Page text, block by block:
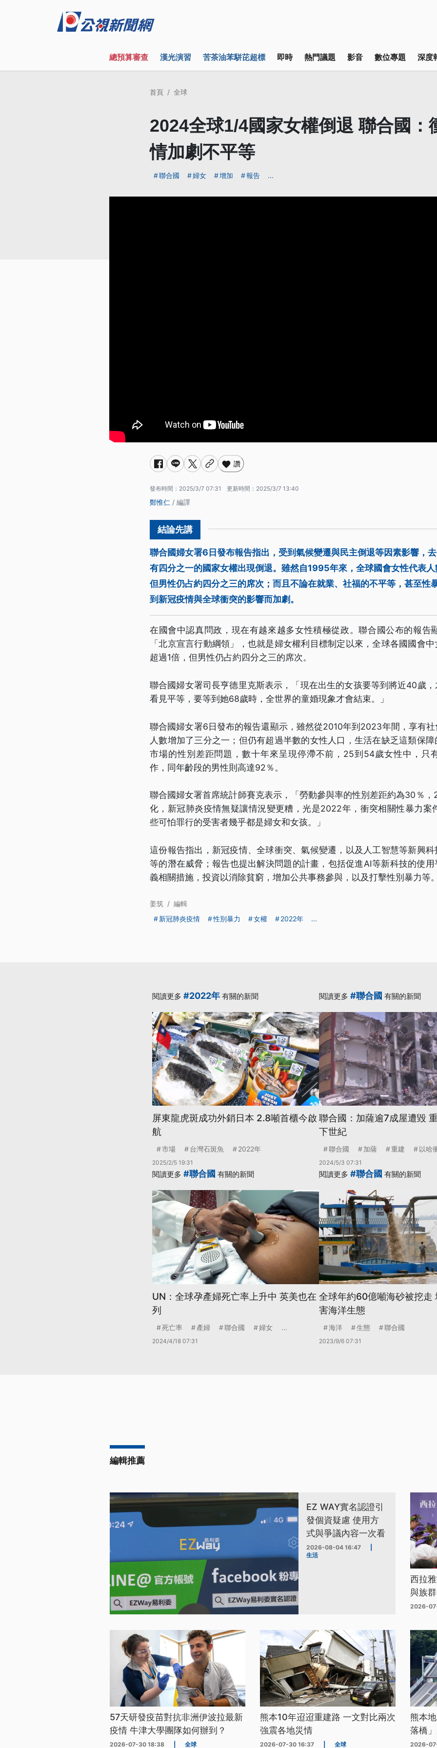
總預算審查 漢光演習 苦茶油苯駢芘超標 即時 熱門議題 影音 數位專題 深度
首頁 全球
2024全球1/4國家女權倒退 聯合國：
情加劇不平等
聯合國 婦女 增加 報告 ...
讚
發布時間： 2025/3/7 07:31 更新時間： 2025/3/7 13:40
鄭惟仁 / 編譯
聯合國婦女署6日發布報告指出，受到氣候變遷與民主倒退等因素影響，
有四分之一的國家女權出現倒退。雖然自1995年來，全球國會女性代表
但男性仍占約四分之三的席次；而且不論在就業、社福的不平等，甚至性
到新冠疫情與全球衝突的影響而加劇。
在國會中認真問政，現在有越來越多女性積極從政。聯合國公布的報告
「北京宣言行動綱領」，也就是婦女權利目標制定以來，全球各國國會
超過1倍，但男性仍占約四分之三的席次。
聯合國婦女署司長亨德里克斯表示，「現在出生的女孩要等到將近40歲
看見平等，要等到她68歲時，全世界的童婚現象才會結束。」
聯合國婦女署6日發布的報告還顯示，雖然從2010年到2023年間，享有
人數增加了三分之一；但仍有超過半數的女性人口，生活在缺乏這類保
市場的性別差距問題，數十年來呈現停滯不前，25到54歲女性中，只
作，同年齡段的男性則高達92％。
聯合國婦女署首席統計師賽克表示，「勞動參與率的性別差距約為30％
化，新冠肺炎疫情無疑讓情況變更糟，光是2022年，衝突相關性暴力案
些可怕罪行的受害者幾乎都是婦女和女孩。」
這份報告指出，新冠疫情、全球衝突、氣候變遷，以及人工智慧等新興
等的潛在威脅；報告也提出解決問題的計畫，包括促進AI等新科技的使
義相關措施，投資以消除貧窮，增加公共事務參與，以及打擊性別暴力等
姜筑 / 編輯
新冠肺炎疫情
性別暴力 女權 2022年 ...
閱讀更多 #2022年 有關的新聞
屏東龍虎斑成功外銷日本 2.8噸首櫃今啟
航
市場 台灣石斑魚 2022年
2025/2/5 19:31
閱讀更多 #聯合國 有關的新聞
聯合國：加薩逾7成屋遭毀
下世紀
聯合國 加薩 重建 以哈
2024/5/3 07:31
閱讀更多 #聯合國 有關的新聞
UN：全球孕產婦死亡率上升中 英美也在
列
死亡率 產婦 聯合國 婦女 ...
2024/4/18 07:31
閱讀更多 #聯合國 有關的新聞
全球年約60億噸海砂被挖走
害海洋生態
海洋 生態 聯合國
2023/9/6 07:31
編輯推薦
EZ WAY實名認證引
發個資疑慮 使用方
式與爭議內容一次看
2026-08-04 16:47
生活
西拉
與族
2026-
57天研發疫苗對抗非洲伊波拉最新
疫情 牛津大學團隊如何辦到？
2026-07-30 18:38 全球
熊本10年迢迢重建路 一文對比兩次
強震各地災情
2026-07-30 16:37 全球
熊本
落橋
2026-